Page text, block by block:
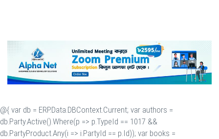
@{ var db = ERP.Data.DBContext.Current; var authors =
db.Party.Active().Where(p => p.TypeId == 1017 &&
db.PartyProduct.Any(i => i.PartyId == p.Id)); var books =